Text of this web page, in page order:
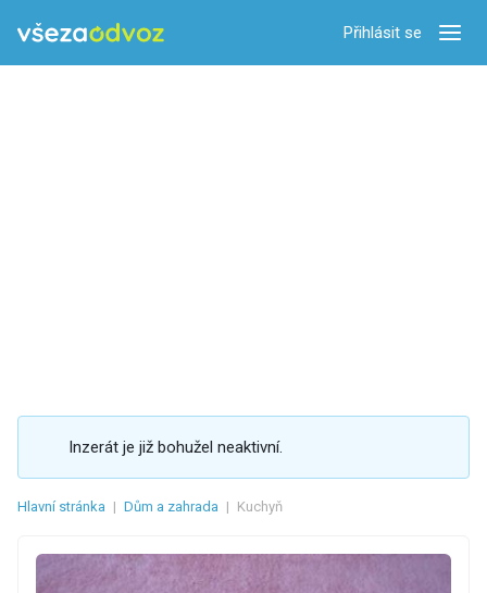
Přihlásit se
Inzerát je již bohužel neaktivní.
Hlavní stránka | Dům a zahrada | Kuchyň